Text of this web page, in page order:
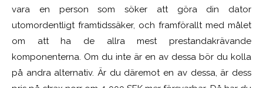
vara en person som söker att göra din dator
utomordentligt framtidssäker, och framförallt med målet
om att ha de allra mest prestandakrävande
komponenterna. Om du inte är en av dessa bör du kolla
på andra alternativ. Är du däremot en av dessa, är dess